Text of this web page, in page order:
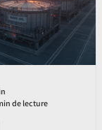
de lecture